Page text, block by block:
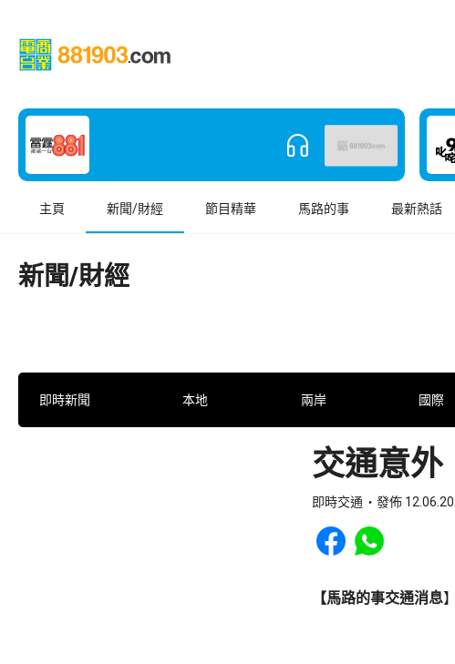
主頁 新聞/財經 節目精華 馬路的事 最新熱話
新聞/財經
即時新聞 本地 兩岸 國際
交通意外
即時交通 發佈
Share to Facebook
Share to
【馬路的事交通消息